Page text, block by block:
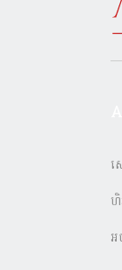
ស
ហិ
អ